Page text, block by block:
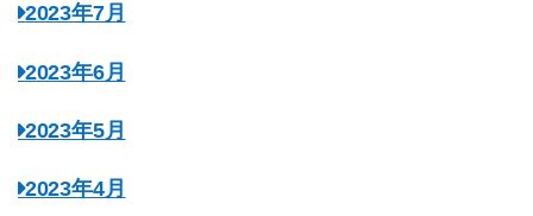
2023年7月
2023年6月
2023年5月
2023年4月